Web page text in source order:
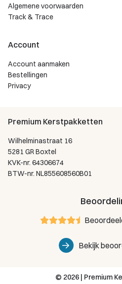
Bekijk
Algemene voorwaarden
Track & Trace
Account
Account aanmaken
Bestellingen
Privacy
Premium Kerstpakketten
Wilhelminastraat 16
5281 GR Boxtel
KVK-nr. 64306674
BTW-nr. NL855608560B01
© 2026 | Premium